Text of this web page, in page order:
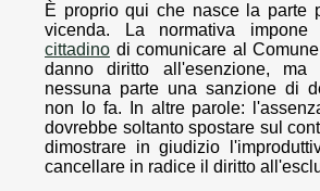
È proprio qui che nasce la parte
vicenda. La normativa impone
cittadino di comunicare al
danno diritto all'esenzione,
nessuna parte una sanzione di
non lo fa. In altre parole:
dovrebbe soltanto spostare sul
dimostrare in giudizio
cancellare in radice il diritto